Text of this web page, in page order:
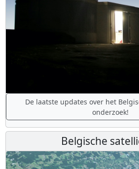
De laatste updates over het
onderzoek!
Belgische